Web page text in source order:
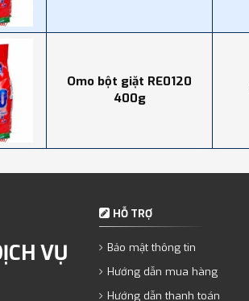
Omo bột giặt RE0120
400g
VỤ
HỖ TRỢ
Bảo mật thông tin
Hướng dẫn mua hàng
Hướng dẫn thanh toán